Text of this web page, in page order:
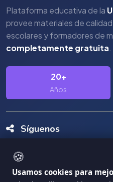
🍪
Usamos cookies para
Plataforma educativa de la
provee materiales de
escolares y formadores de
completamente gratuita.
20+
Años
Síguenos